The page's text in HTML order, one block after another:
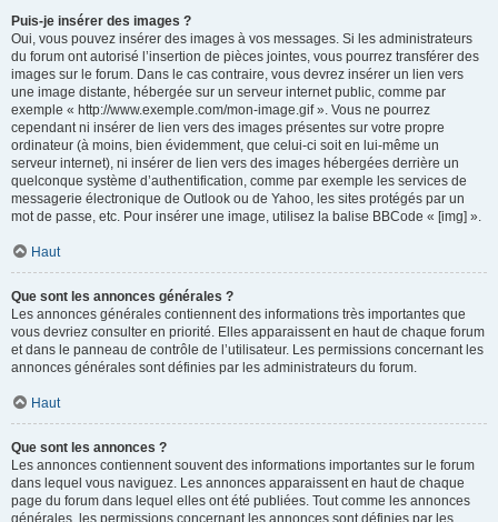
Puis-je insérer des images ?
Oui, vous pouvez insérer des images à vos messages. Si les administrateurs
du forum ont autorisé l’insertion de pièces jointes, vous pourrez transférer des
images sur le forum. Dans le cas contraire, vous devrez insérer un lien vers
une image distante, hébergée sur un serveur internet public, comme par
exemple « http://www.exemple.com/mon-image.gif ». Vous ne pourrez
cependant ni insérer de lien vers des images présentes sur votre propre
ordinateur (à moins, bien évidemment, que celui-ci soit en lui-même un
serveur internet), ni insérer de lien vers des images hébergées derrière un
quelconque système d’authentification, comme par exemple les services de
messagerie électronique de Outlook ou de Yahoo, les sites protégés par un
mot de passe, etc. Pour insérer une image, utilisez la balise BBCode « [img] ».
Haut
Que sont les annonces générales ?
Les annonces générales contiennent des informations très importantes que
vous devriez consulter en priorité. Elles apparaissent en haut de chaque forum
et dans le panneau de contrôle de l’utilisateur. Les permissions concernant les
annonces générales sont définies par les administrateurs du forum.
Haut
Que sont les annonces ?
Les annonces contiennent souvent des informations importantes sur le forum
dans lequel vous naviguez. Les annonces apparaissent en haut de chaque
page du forum dans lequel elles ont été publiées. Tout comme les annonces
générales, les permissions concernant les annonces sont définies par les